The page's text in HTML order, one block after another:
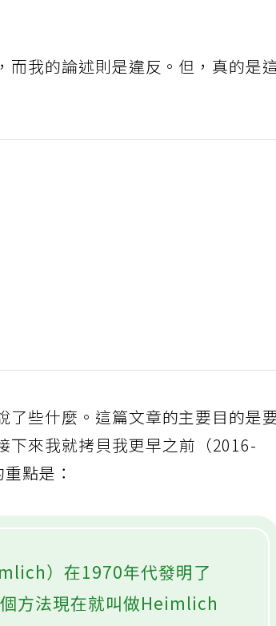
而我的論述則是違反。但，真的是
了些什麼。這篇文章的主要目的是
下來我就拷貝我更早之前（2016-
點是：
）在1970年代發明了
方法現在就叫做Heimlich